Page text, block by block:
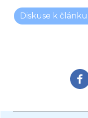
Diskuse k článku